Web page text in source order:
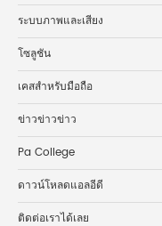
ระบบภาพและเสียง
โซลูชัน
เคสสำหรับมือถือ
ข่าวข่าวข่าว
Pa College
ดาวน์โหลดแอลอีดี
ติดต่อเราได้เลย